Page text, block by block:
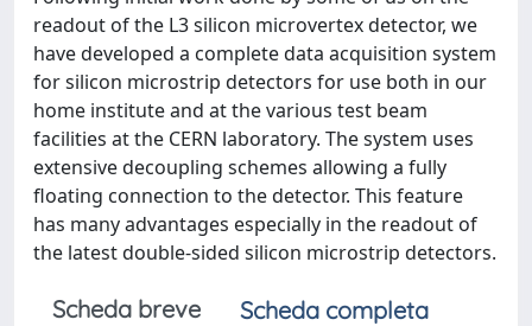
readout of the L3 silicon microvertex detector, we
have developed a complete data acquisition system
for silicon microstrip detectors for use both in our
home institute and at the various test beam
facilities at the CERN laboratory. The system uses
extensive decoupling schemes allowing a fully
floating connection to the detector. This feature
has many advantages especially in the readout of
the latest double-sided silicon microstrip detectors.
Scheda breve
Scheda completa